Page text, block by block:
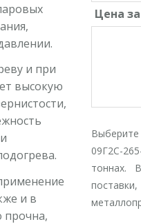
и при
высокую
и в
прочна,
Цена
09Г2С-
тоннах.